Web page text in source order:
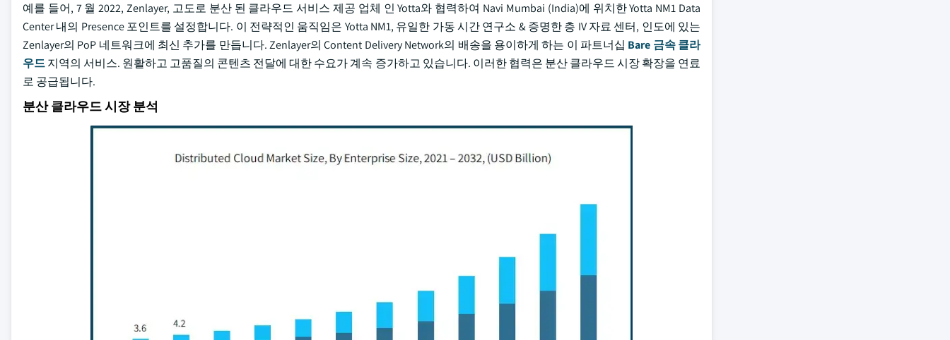
예를 들어, 7 월 2022, Zenlayer, 고도로 분산 된 클라우드 서비스 제공 업체 인 Yotta와 협력하여 Navi Mumbai (India)에 위치한 Yotta NM1 Data
Center 내의 Presence 포인트를 설정합니다. 이 전략적인 움직임은 Yotta NM1, 유일한 가동 시간 연구소 & 증명한 층 IV 자료 센터, 인도에 있는
Zenlayer의 PoP 네트워크에 최신 추가를 만듭니다. Zenlayer의 Content Delivery Network의 배송을 용이하게 하는 이 파트너십 Bare 금속 클라
우드지역의 서비스. 원활하고 고품질의 콘텐츠 전달에 대한 수요가 계속 증가하고 있습니다. 이러한 협력은 분산 클라우드 시장 확장을 연료
로 공급됩니다.
분산 클라우드 시장 분석